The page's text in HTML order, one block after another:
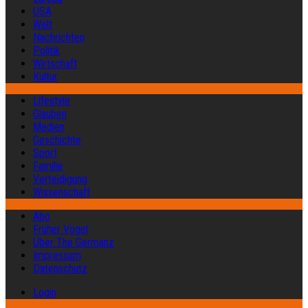
USA
Welt
Nachrichten
Politik
Wirtschaft
Kultur
Lifestyle
Glauben
Medien
Geschichte
Sport
Familie
Verteidigung
Wissenschaft
Abo
Früher Vogel
Über The Germanz
Impressum
Datenschutz
Login